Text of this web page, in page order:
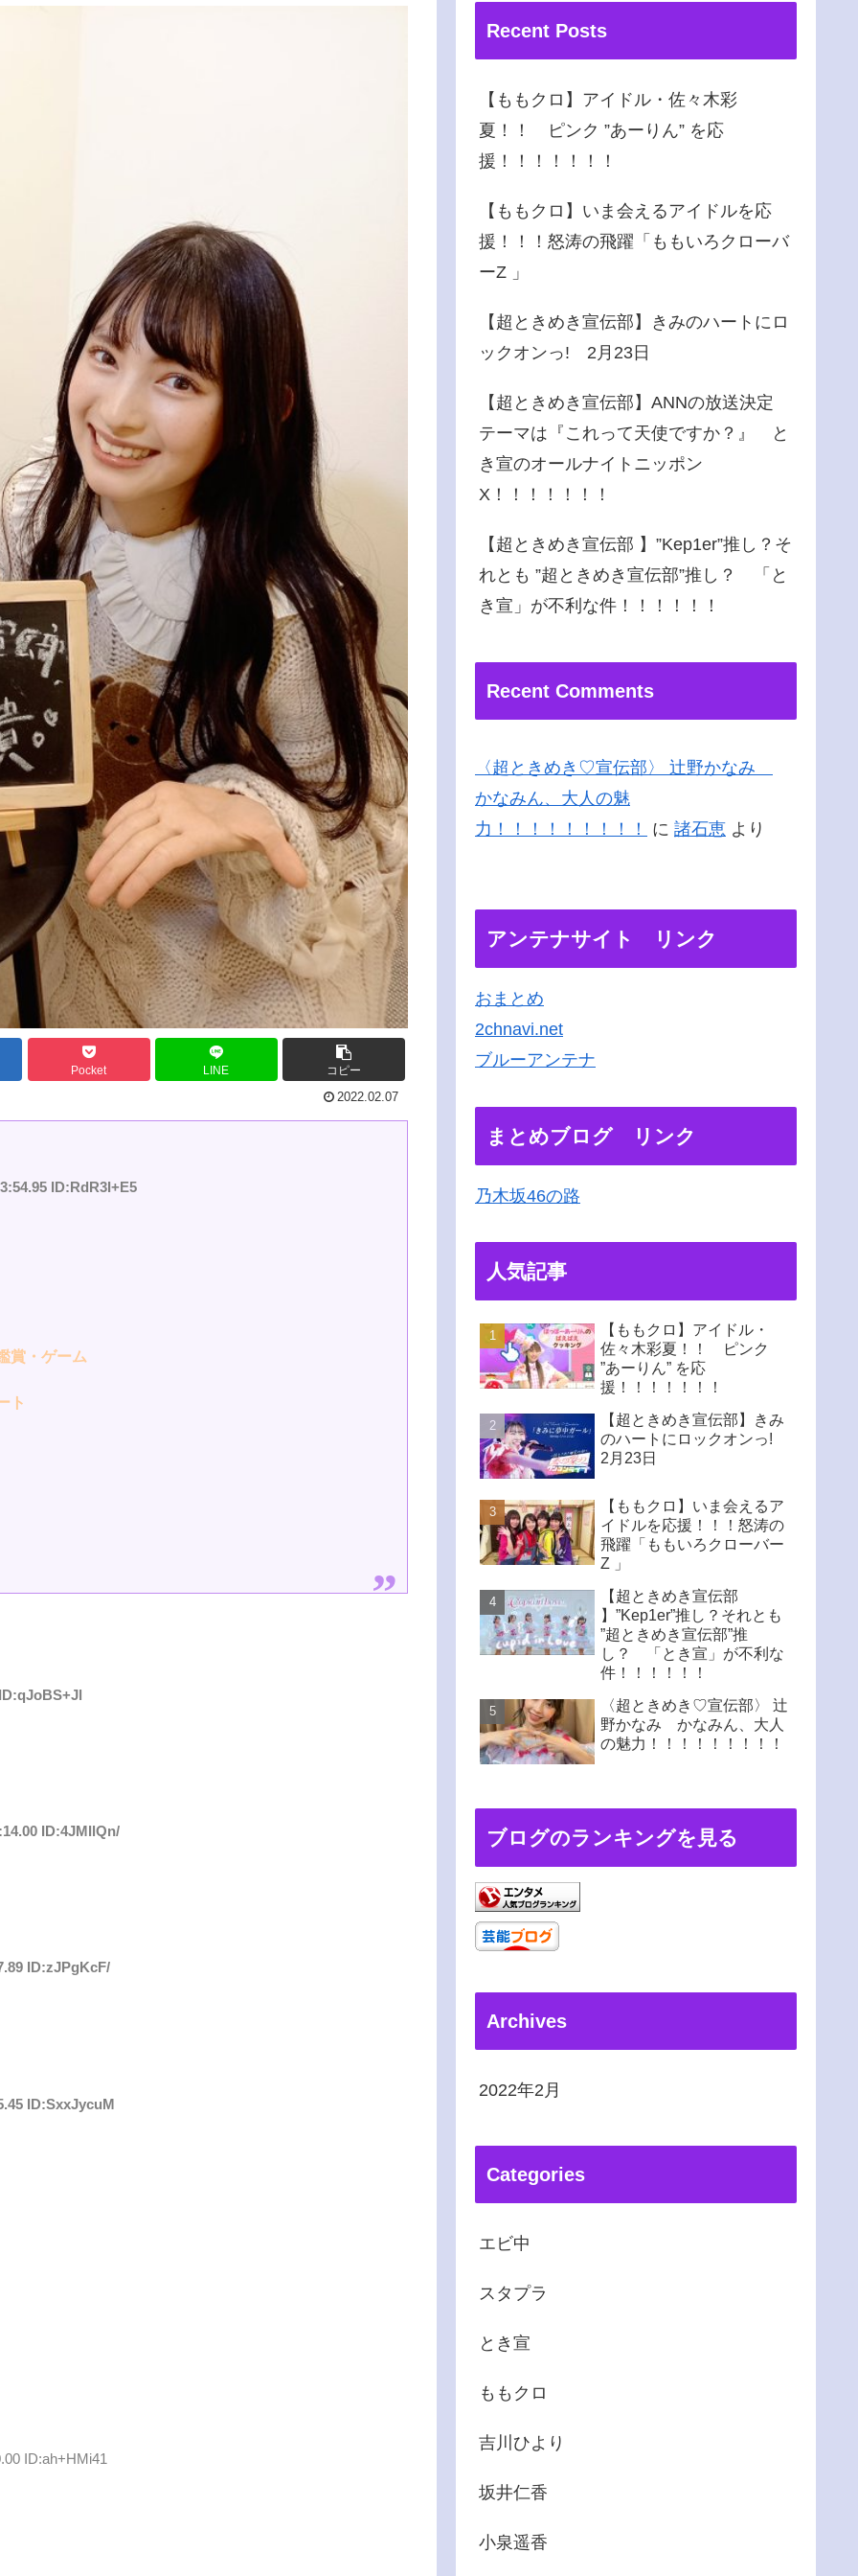
Pocket LINE コピー
2022.02.07
ID:RdR3I+E5
・ゲーム
ト
ID:4JMIlQn/
ID:zJPgKcF/
ID:SxxJycuM
ID:ah+HMi41
Recent Posts
【ももクロ】アイドル・佐々木彩
夏！！ ピンク ”あーりん” を応
援！！！！！！！
【ももクロ】いま会えるアイドルを応
援！！！怒涛の飛躍「ももいろクローバ
ーZ 」
【超ときめき宣伝部】きみのハートにロ
ックオンっ! 2月23日
【超ときめき宣伝部】ANNの放送決定
テーマは『これって天使ですか？』 と
き宣のオールナイトニッポン
X！！！！！！！
【超ときめき宣伝部 】”Kep1er”推し？そ
れとも ”超ときめき宣伝部”推し？ 「と
き宣」が不利な件！！！！！！
Recent Comments
〈超ときめき♡宣伝部〉 辻野かなみ
かなみん、大人の魅
力！！！！！！！！！
に 諸石恵 より
アンテナサイト リンク
おまとめ
2chnavi.net
ブルーアンテナ
まとめブログ リンク
乃木坂46の路
人気記事
【ももクロ】アイドル・
佐々木彩夏！！ ピンク
”あーりん” を応
援！！！！！！！
【超ときめき宣伝部】きみ
のハートにロックオンっ!
2月23日
【ももクロ】いま会えるア
イドルを応援！！！怒涛の
飛躍「ももいろクローバー
Z 」
【超ときめき宣伝部
】”Kep1er”推し？それとも
”超ときめき宣伝部”推
し？ 「とき宣」が不利な
件！！！！！！
〈超ときめき♡宣伝部〉 辻
野かなみ かなみん、大人
の魅力！！！！！！！！！
ブログのランキングを見る
Archives
2022年2月
Categories
エビ中
スタプラ
とき宣
ももクロ
吉川ひより
坂井仁香
小泉遥香